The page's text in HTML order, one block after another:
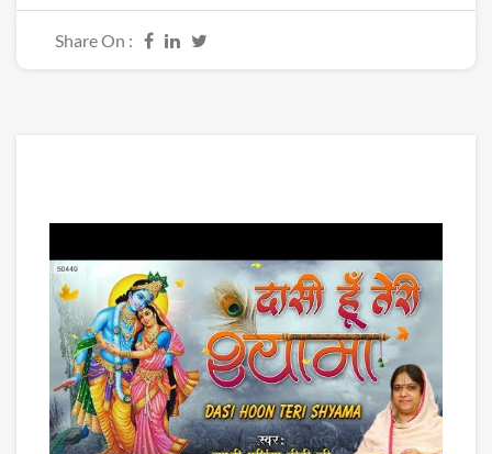
Share On :